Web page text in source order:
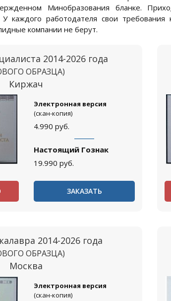
Минобразования бланке.
каждого работодателя свои
компании не берут.
2014-2026 года
ОБРАЗЦА)
Киржач
Электронная версия
(скан-копия)
4.990 руб.
Настоящий Гознак
19.990 руб.
ЗАКАЗАТЬ
2014-2026 года
ОБРАЗЦА)
Москва
Электронная версия
(скан-копия)